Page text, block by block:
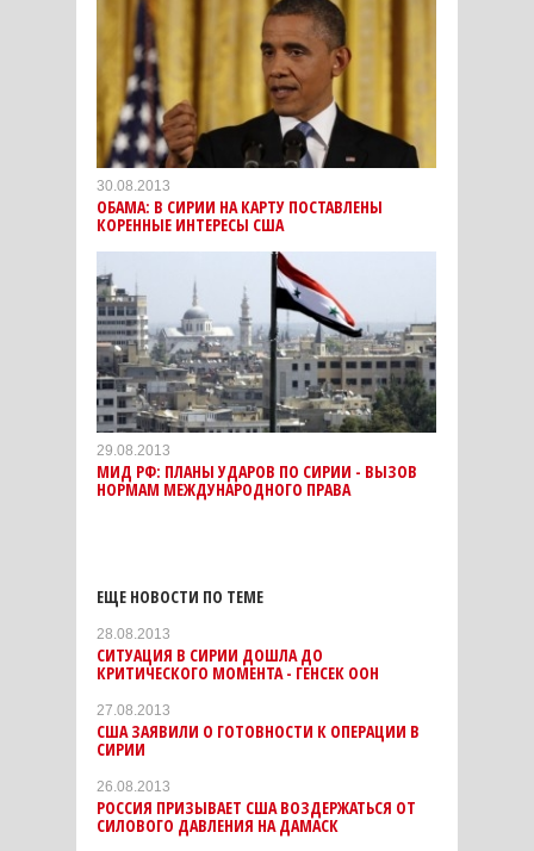
30.08.2013
ОБАМА: В СИРИИ НА КАРТУ ПОСТАВЛЕНЫ
КОРЕННЫЕ ИНТЕРЕСЫ США
29.08.2013
МИД РФ: ПЛАНЫ УДАРОВ ПО СИРИИ - ВЫЗОВ
НОРМАМ МЕЖДУНАРОДНОГО ПРАВА
ЕЩЕ НОВОСТИ ПО ТЕМЕ
28.08.2013
СИТУАЦИЯ В СИРИИ ДОШЛА ДО
КРИТИЧЕСКОГО МОМЕНТА - ГЕНСЕК ООН
27.08.2013
США ЗАЯВИЛИ О ГОТОВНОСТИ К ОПЕРАЦИИ В
СИРИИ
26.08.2013
РОССИЯ ПРИЗЫВАЕТ США ВОЗДЕРЖАТЬСЯ ОТ
СИЛОВОГО ДАВЛЕНИЯ НА ДАМАСК